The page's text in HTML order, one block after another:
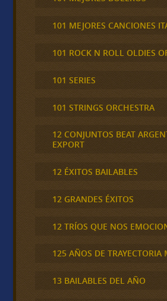
101 MEJORES CANCIONES
101 ROCK N ROLL OLDIES
101 SERIES
101 STRINGS ORCHESTRA
12 CONJUNTOS BEAT
EXPORT
12 ÉXITOS BAILABLES
12 GRANDES ÉXITOS
12 TRÍOS QUE NOS
125 AÑOS DE TRAYECTORIA
13 BAILABLES DEL AÑO